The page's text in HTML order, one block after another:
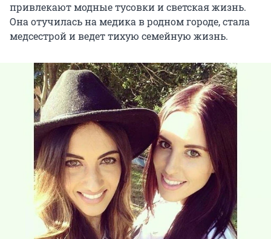
привлекают модные тусовки и светская жизнь.
Она отучилась на медика в родном городе, стала
медсестрой и ведет тихую семейную жизнь.